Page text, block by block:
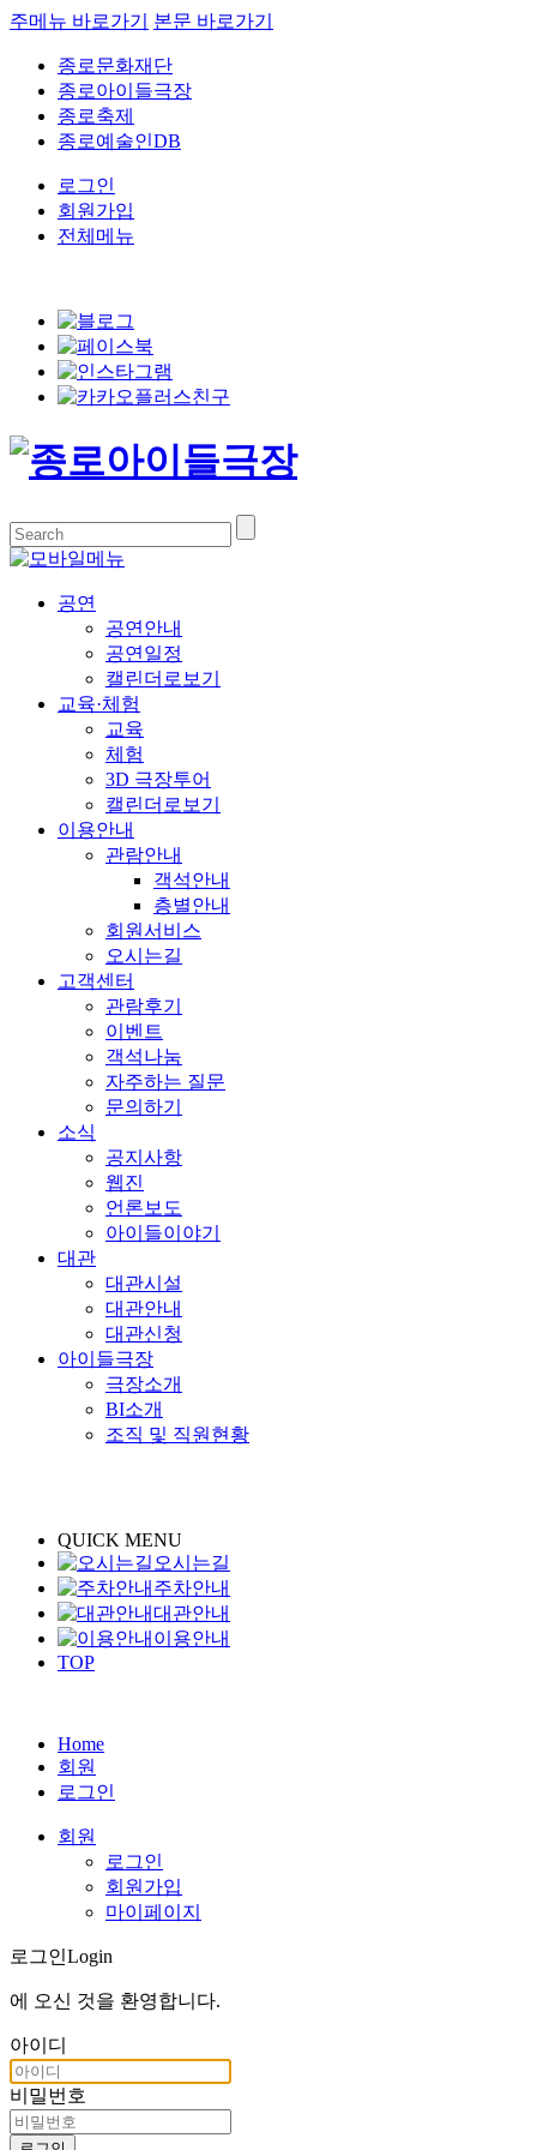
주메뉴 바로가기 본문 바로가기
종로문화재단
종로아이들극장
종로축제
종로예술인DB
로그인
회원가입
전체메뉴
공연
공연안내
공연일정
캘린더로보기
교육·체험
교육
체험
3D 극장투어
캘린더로보기
이용안내
관람안내
객석안내
층별안내
회원서비스
오시는길
고객센터
관람후기
이벤트
객석나눔
자주하는 질문
문의하기
소식
공지사항
웹진
언론보도
아이들이야기
대관
대관시설
대관안내
대관신청
아이들극장
극장소개
BI소개
조직 및 직원현황
QUICK MENU
오시는길
주차안내
대관안내
이용안내
TOP
Home
회원
로그인
회원
로그인
회원가입
마이페이지
로그인Login
에 오신 것을 환영합니다.
아이디
비밀번호